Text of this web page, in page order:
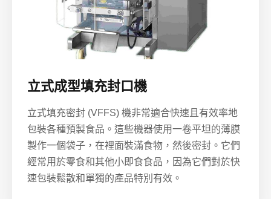
立式成型填充封口機
立式填充密封 (VFFS) 機非常適合快速且有效率地
包裝各種預製食品。這些機器使用一卷平坦的薄膜
製作一個袋子，在裡面裝滿食物，然後密封。它們
經常用於零食和其他小即食食品，因為它們對於快
速包裝鬆散和單獨的產品特別有效。